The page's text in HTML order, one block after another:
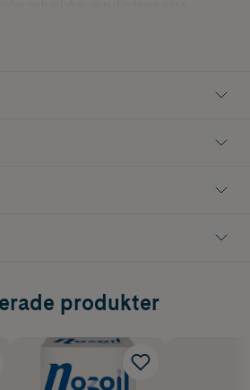
från att skadas av fria
exempel irritation, brännande känsla
produkter